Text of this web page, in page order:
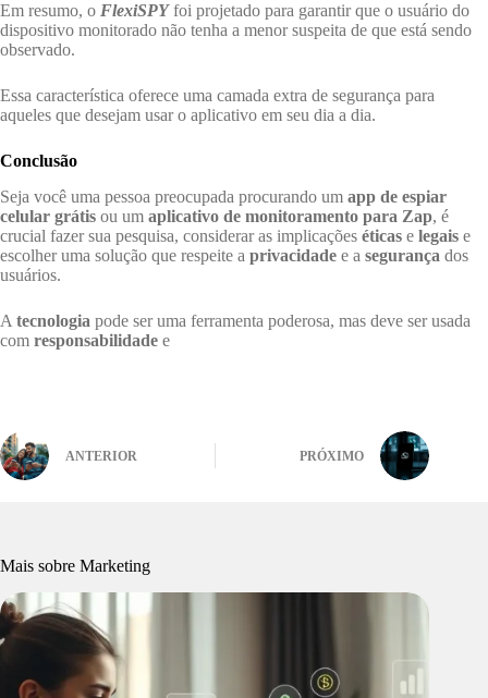
Em resumo, o FlexiSPYfoi projetado para garantir que o usuário do
dispositivo monitorado não tenha a menor suspeita de que está sendo
observado.
Essa característica oferece uma camada extra de segurança para
aqueles que desejam usar o aplicativo em seu dia a dia.
Conclusão
Seja você uma pessoa preocupada procurando um app de espiar
celular grátis ou um aplicativo de monitoramento para Zap, é
crucial fazer sua pesquisa, considerar as implicações éticas e legais e
escolher uma solução que respeite a privacidade e a segurança dos
usuários.
A tecnologia pode ser uma ferramenta poderosa, mas deve ser usada
com responsabilidade e
ANTERIOR PRÓXIMO
Mais sobre Marketing